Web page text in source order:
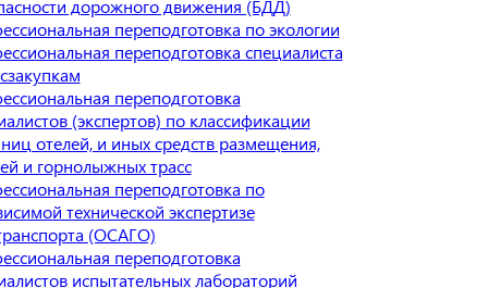
дорожного движения (БДД)
переподготовка по экологии
переподготовка специалиста
переподготовка
(экспертов) по классификации
отелей, и иных средств размещения,
и горнолыжных трасс
переподготовка по
технической экспертизе
(ОСАГО)
переподготовка
испытательных лабораторий